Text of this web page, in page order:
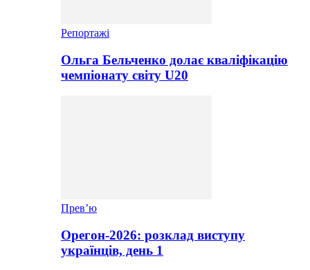
Репортажі
Ольга Бельченко долає кваліфікацію
чемпіонату світу U20
Прев’ю
Орегон-2026: розклад виступу
українців, день 1